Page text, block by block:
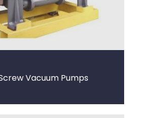
Vacuum Pumps